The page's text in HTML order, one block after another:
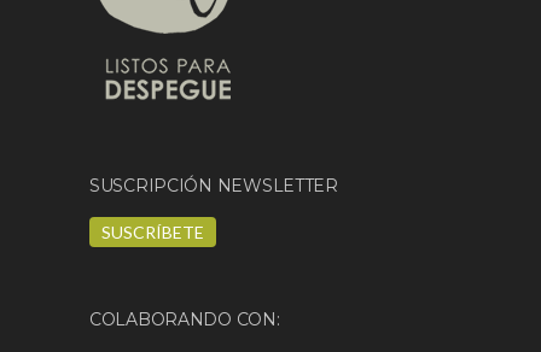
SUSCRIPCIÓN NEWSLETTER
SUSCRÍBETE
COLABORANDO CON: